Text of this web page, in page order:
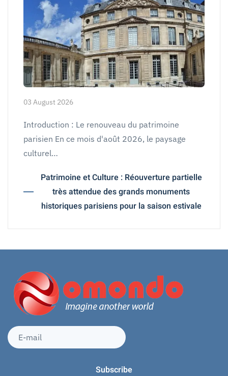
03 August 2026
Introduction : Le renouveau du patrimoine
parisien En ce mois d'août 2026, le paysage
culturel…
Patrimoine et Culture : Réouverture partielle
très attendue des grands monuments
historiques parisiens pour la saison estivale